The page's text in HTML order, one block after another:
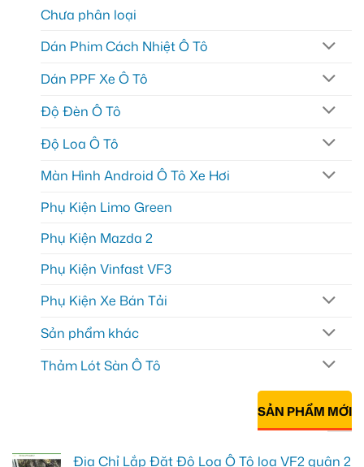
Chưa phân loại
Dán Phim Cách Nhiệt Ô Tô
Dán PPF Xe Ô Tô
Độ Đèn Ô Tô
Độ Loa Ô Tô
Màn Hình Android Ô Tô Xe Hơi
Phụ Kiện Limo Green
Phụ Kiện Mazda 2
Phụ Kiện Vinfast VF3
Phụ Kiện Xe Bán Tải
Sản phẩm khác
Thảm Lót Sàn Ô Tô
SẢN PHẨM MỚI
Địa Chỉ Lắp Đặt Độ Loa Ô Tô loa VF2 quận 2